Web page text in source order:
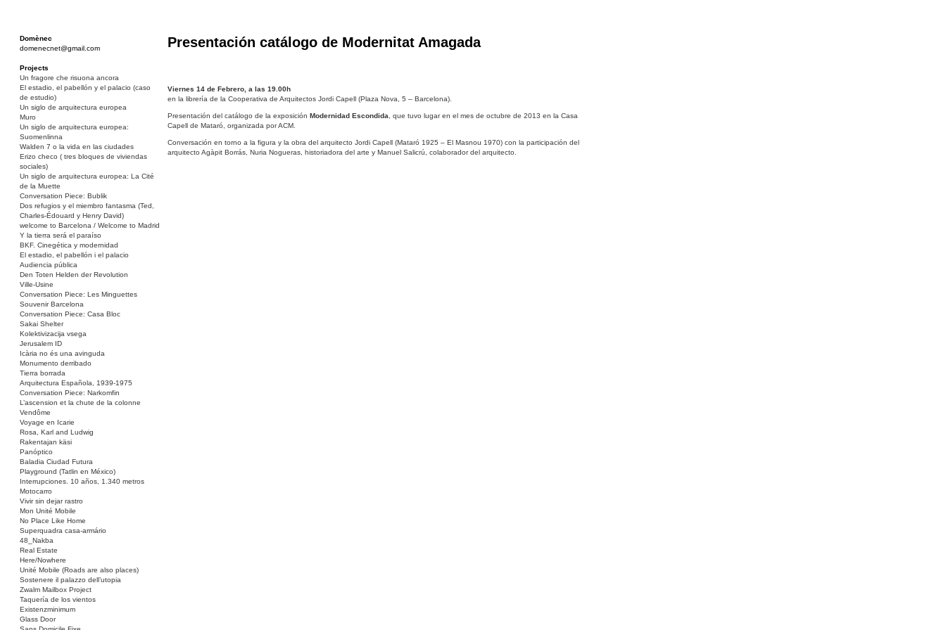
Domènec
domenecnet@gmail.com
Projects
Un fragore che risuona ancora
El estadio, el pabellón y el palacio (caso
de estudio)
Un siglo de arquitectura europea
Muro
Un siglo de arquitectura europea:
Suomenlinna
Walden 7 o la vida en las ciudades
Erizo checo ( tres bloques de viviendas
sociales)
Un siglo de arquitectura europea: La Cité
de la Muette
Conversation Piece: Bublik
Dos refugios y el miembro fantasma (Ted,
Charles-Édouard y Henry David)
welcome to Barcelona / Welcome to Madrid
Y la tierra será el paraíso
BKF. Cinegética y modernidad
El estadio, el pabellón i el palacio
Audiencia pública
Den Toten Helden der Revolution
Ville-Usine
Conversation Piece: Les Minguettes
Souvenir Barcelona
Conversation Piece: Casa Bloc
Sakai Shelter
Kolektivizacija vsega
Jerusalem ID
Icària no és una avinguda
Monumento derribado
Tierra borrada
Arquitectura Española, 1939-1975
Conversation Piece: Narkomfin
L’ascension et la chute de la colonne
Vendôme
Voyage en Icarie
Rosa, Karl and Ludwig
Rakentajan käsi
Panóptico
Baladia Ciudad Futura
Playground (Tatlin en México)
Interrupciones. 10 años, 1.340 metros
Motocarro
Vivir sin dejar rastro
Mon Unité Mobile
No Place Like Home
Superquadra casa-armário
48_Nakba
Real Estate
Here/Nowhere
Unité Mobile (Roads are also places)
Sostenere il palazzo dell’utopia
Zwalm Mailbox Project
Taquería de los vientos
Existenzminimum
Glass Door
Presentación catálogo de Modernitat Amagada
Viernes 14 de Febrero, a las 19.00h
en la librería de la Cooperativa de Arquitectos Jordi Capell (Plaza Nova, 5 – Barcelona).
Presentación del catálogo de la exposición Modernidad Escondida , que tuvo lugar en el mes de octubre de 2013 en la Casa
Capell de Mataró, organizada por ACM.
Conversación en torno a la figura y la obra del arquitecto Jordi Capell (Mataró 1925 – El Masnou 1970) con la participación del
arquitecto Agàpit Borrás, Nuria Nogueras, historiadora del arte y Manuel Salicrú, colaborador del arquitecto.